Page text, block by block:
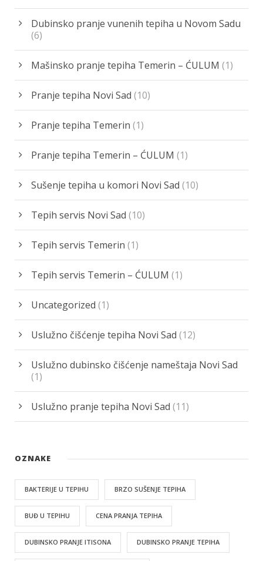
Dubinsko pranje vunenih tepiha u Novom Sadu
(6)
Mašinsko pranje tepiha Temerin – ĆULUM (1)
Pranje tepiha Novi Sad (10)
Pranje tepiha Temerin (1)
Pranje tepiha Temerin – ĆULUM (1)
Sušenje tepiha u komori Novi Sad (10)
Tepih servis Novi Sad (10)
Tepih servis Temerin (1)
Tepih servis Temerin – ĆULUM (1)
Uncategorized (1)
Uslužno čišćenje tepiha Novi Sad (12)
Uslužno dubinsko čišćenje nameštaja Novi Sad
(1)
Uslužno pranje tepiha Novi Sad (11)
OZNAKE
BAKTERIJE U TEPIHU BRZO SUŠENJE TEPIHA
BUĐ U TEPIHU CENA PRANJA TEPIHA
DUBINSKO PRANJE ITISONA DUBINSKO PRANJE TEPIHA